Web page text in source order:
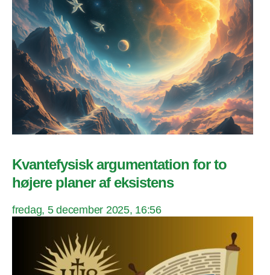
Kvantefysisk argumentation for to
højere planer af eksistens
fredag, 5 december 2025, 16:56